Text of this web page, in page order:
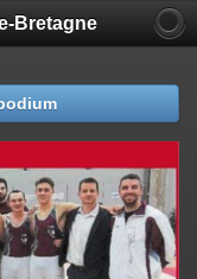
Bretagne